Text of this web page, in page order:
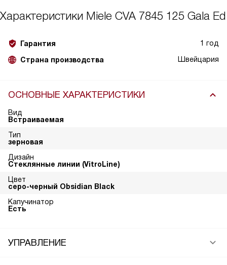
Характеристики Miele CVA 7845 125 Gala Ed
Гарантия 1 год
Страна производства Швейцария
ОСНОВНЫЕ ХАРАКТЕРИСТИКИ
Вид
Встраиваемая
Тип
зерновая
Дизайн
Стеклянные линии (VitroLine)
Цвет
серо-черный Obsidian Black
Капучинатор
Есть
УПРАВЛЕНИЕ